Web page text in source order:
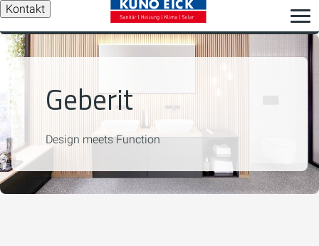
Kontakt
Geberit
Design meets Function